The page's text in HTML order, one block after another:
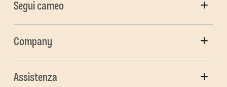
Segui cameo
Company
Assistenza